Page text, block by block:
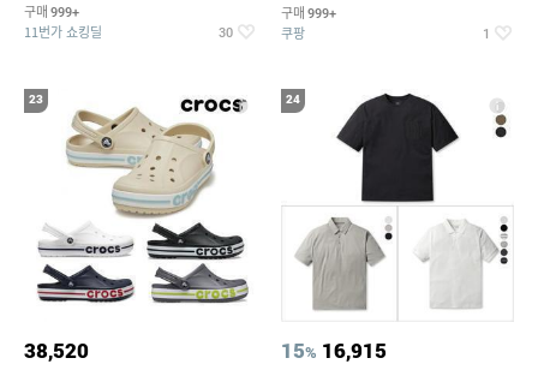
구매 999+
11번가 쇼킹딜 30
구매 999+
쿠팡 1
23
38,520
24
15% 16,915